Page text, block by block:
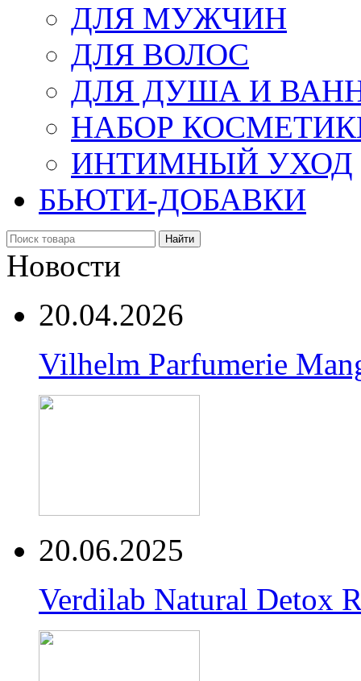
ДЛЯ МУЖЧИН
ДЛЯ ВОЛОС
ДЛЯ ДУША И
НАБОР
ИНТИМНЫЙ УХОД
БЬЮТИ-ДОБАВКИ
Найти
Новости
20.04.2026
Vilhelm Parfumerie
20.06.2025
Verdilab Natural Detox